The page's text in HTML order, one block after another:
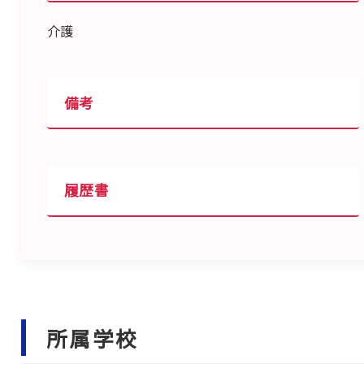
介護
備考
履歴書
所属学校